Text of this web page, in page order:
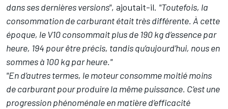
dans ses dernières versions", ajoutait-il. "Toutefois, la
consommation de carburant était très différente. À cette
époque, le V10 consommait plus de 190 kg d’essence par
heure, 194 pour être précis, tandis qu’aujourd’hui, nous en
sommes à 100 kg par heure."
"En d’autres termes, le moteur consomme moitié moins
de carburant pour produire la même puissance. C’est une
progression phénoménale en matière d’efficacité